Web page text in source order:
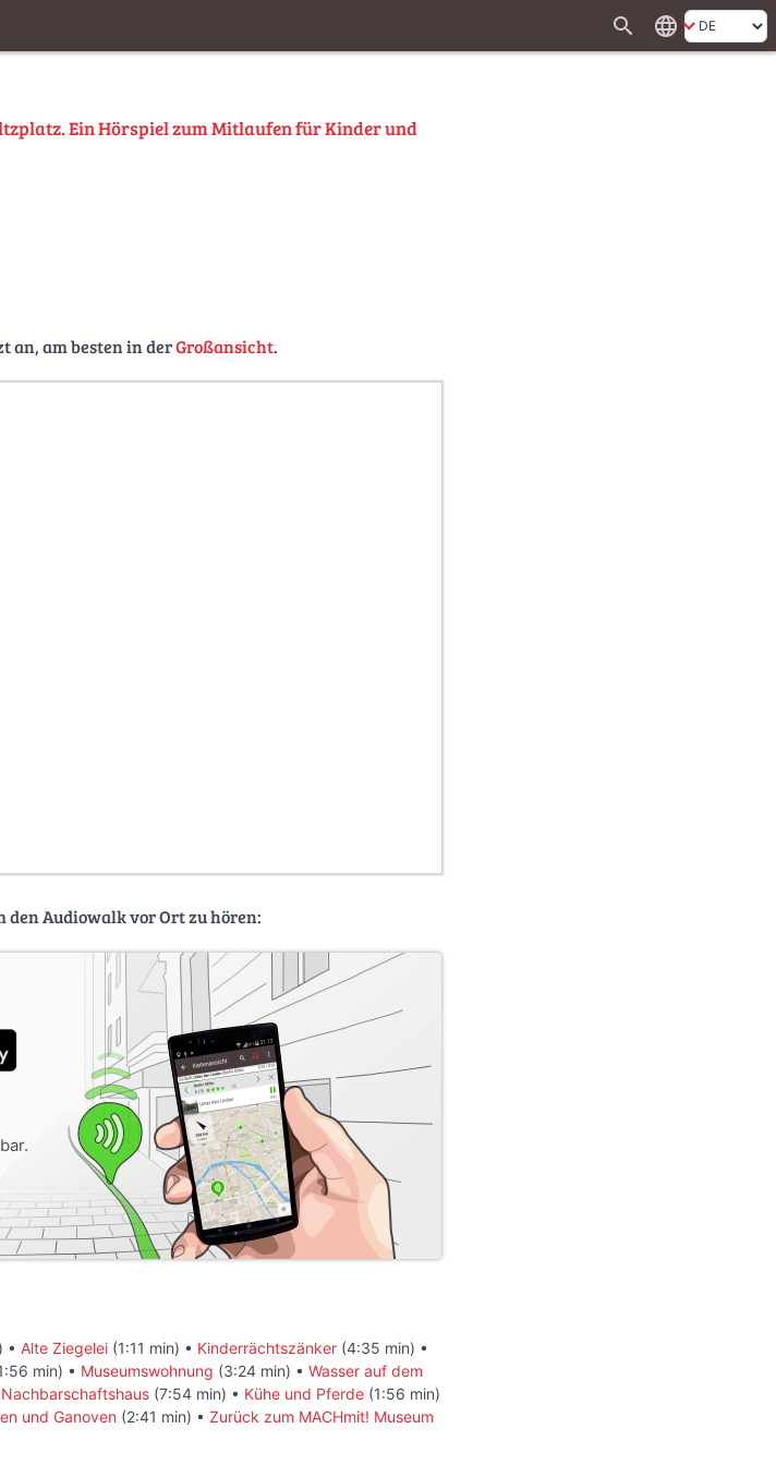
search language
Ein Hörspiel zum Mitlaufen für Kinder und
an, am besten in derGroßansicht.
den Audiowalk vor Ort zu hören:
• Alte Ziegelei (1:11 min) • Kinderrächtszänker (4:35 min) •
min) • Museumswohnung (3:24 min) • Wasser auf dem
Nachbarschaftshaus (7:54 min) • Kühe und Pferde (1:56 min)
und Ganoven (2:41 min) • Zurück zum MACHmit! Museum